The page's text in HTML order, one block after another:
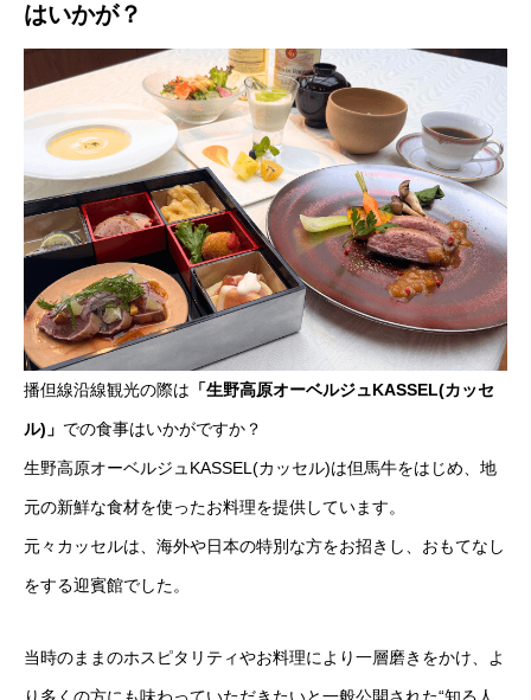
はいかが？
播但線沿線観光の際は 「生野高原オーベルジュKASSEL(カッセ
ル)」 での食事はいかがですか？
生野高原オーベルジュKASSEL(カッセル)は但馬牛をはじめ、地
元の新鮮な食材を使ったお料理を提供しています。
元々カッセルは、海外や日本の特別な方をお招きし、おもてなし
をする迎賓館でした。
当時のままのホスピタリティやお料理により一層磨きをかけ、よ